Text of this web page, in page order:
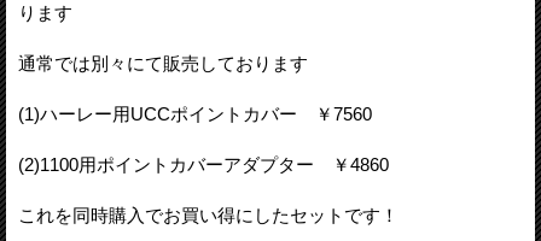
ります
通常では別々にて販売しております
(1)ハーレー用UCCポイントカバー ￥7560
(2)1100用ポイントカバーアダプター ￥4860
これを同時購入でお買い得にしたセットです！